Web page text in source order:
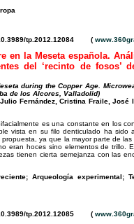
tp.2012.12084 (
en la Meseta española.
del ‘recinto de fosos’
during the Copper Age.
de los Alcores, Valladolid)
Fernández, Cristina Fraile, José
es una constante en los
vista en su filo denticulado ha sido
ya que la mayor parte de
eran hoces sino elementos de trillo.
tienen cierta semejanza con las
Arqueología experimental;
tp.2012.12085 (